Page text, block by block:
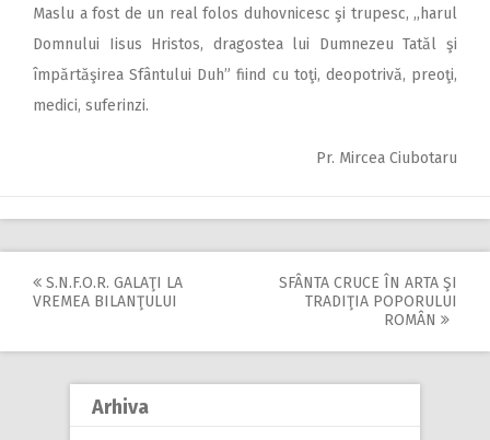
Maslu a fost de un real folos duhovnicesc şi trupesc, ,,harul
Domnului Iisus Hristos, dragostea lui Dumnezeu Tatăl şi
împărtăşirea Sfântului Duh” fiind cu toţi, deopotrivă, preoţi,
medici, suferinzi.
Pr. Mircea Ciubotaru
Post
navigation
S.N.F.O.R. GALAŢI LA
VREMEA BILANŢULUI
SFÂNTA CRUCE ÎN ARTA ŞI
TRADIŢIA POPORULUI
ROMÂN
Arhiva